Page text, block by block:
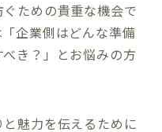
ための貴重な機会で
企業側はどんな準備
き？」とお悩みの方
魅力を伝えるために